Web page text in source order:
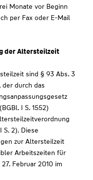
Monate vor Beginn
per Fax oder E-Mail
der Altersteilzeit
sind § 93 Abs. 3
der durch das
I S. 1552)
S. 2). Diese
zur Altersteilzeit
Arbeitszeiten für
Februar 2010 im